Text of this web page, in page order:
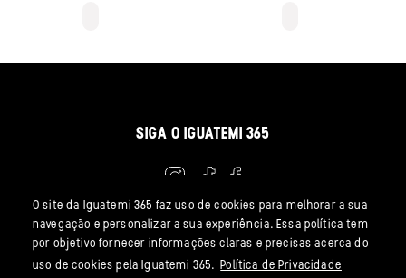
O site da Iguatemi 365 faz uso de cookies para melhorar a sua
navegação e personalizar a sua experiência. Essa política tem
por objetivo fornecer informações claras e precisas acerca do
uso de cookies pela Iguatemi 365. Política de Privacidade
SIGA O IGUATEMI 365
IGUATEMI 365 LTDA. | CNPJ: 11.428.403/0001-52 | INSCRIÇÃO ESTADUAL:
123.076.013.113